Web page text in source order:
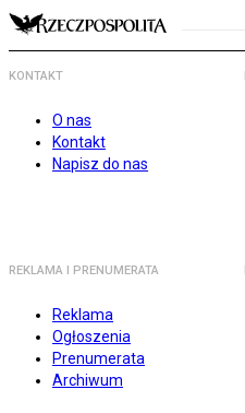
KONTAKT
O nas
Kontakt
Napisz do nas
REKLAMA I PRENUMERATA
Reklama
Ogłoszenia
Prenumerata
Archiwum